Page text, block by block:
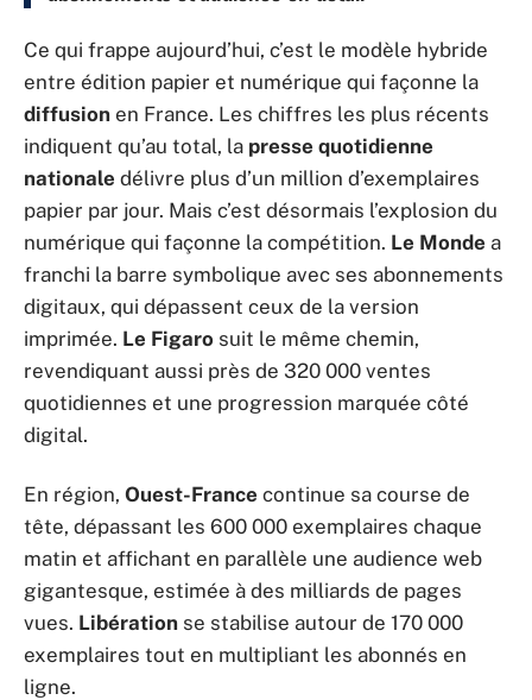
Ce qui frappe aujourd’hui, c’est le modèle hybride
entre édition papier et numérique qui façonne la
diffusion en France. Les chiffres les plus récents
indiquent qu’au total, la presse quotidienne
nationale délivre plus d’un million d’exemplaires
papier par jour. Mais c’est désormais l’explosion du
numérique qui façonne la compétition. Le Monde a
franchi la barre symbolique avec ses abonnements
digitaux, qui dépassent ceux de la version
imprimée. Le Figaro suit le même chemin,
revendiquant aussi près de 320 000 ventes
quotidiennes et une progression marquée côté
digital.
En région, Ouest-France continue sa course de
tête, dépassant les 600 000 exemplaires chaque
matin et affichant en parallèle une audience web
gigantesque, estimée à des milliards de pages
vues. Libération se stabilise autour de 170 000
exemplaires tout en multipliant les abonnés en
ligne.